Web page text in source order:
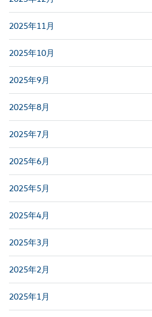
2025年11月
2025年10月
2025年9月
2025年8月
2025年7月
2025年6月
2025年5月
2025年4月
2025年3月
2025年2月
2025年1月